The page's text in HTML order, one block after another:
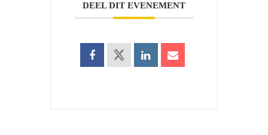
DEEL DIT EVENEMENT